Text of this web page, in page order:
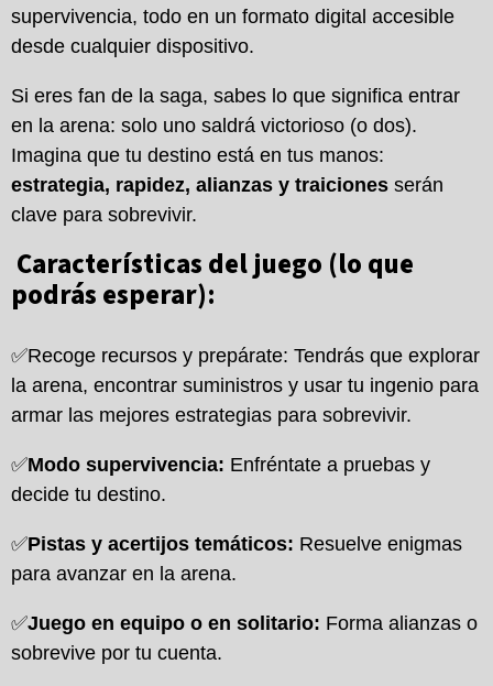
supervivencia, todo en un formato digital accesible
desde cualquier dispositivo.
Si eres fan de la saga, sabes lo que significa entrar
en la arena: solo uno saldrá victorioso (o dos).
Imagina que tu destino está en tus manos:
estrategia, rapidez, alianzas y traiciones serán
clave para sobrevivir.
Características del juego (lo que
podrás esperar):
✅Recoge recursos y prepárate: Tendrás que explorar
la arena, encontrar suministros y usar tu ingenio para
armar las mejores estrategias para sobrevivir.
✅Modo supervivencia: Enfréntate a pruebas y
decide tu destino.
✅Pistas y acertijos temáticos: Resuelve enigmas
para avanzar en la arena.
✅Juego en equipo o en solitario: Forma alianzas o
sobrevive por tu cuenta.